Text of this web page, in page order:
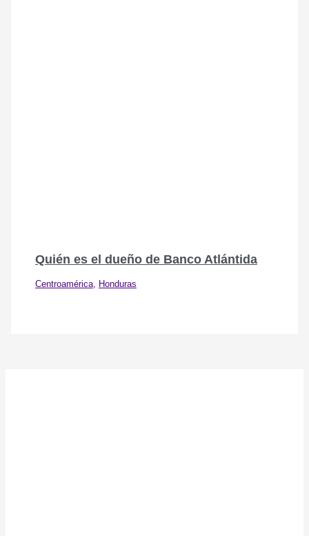
Quién es el dueño de Banco Atlántida
Centroamérica, Honduras